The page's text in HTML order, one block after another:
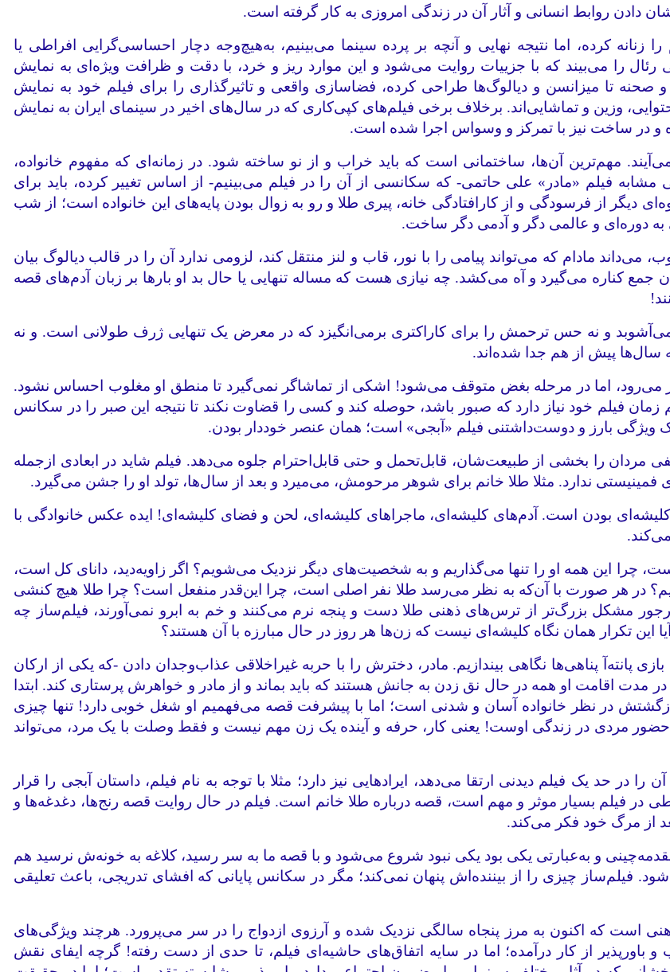
دادن روابط انسانی و آثار آن در زندگی امروزی به کار گرفته است.
کرده، اما نتیجه نهایی و آنچه بر پرده سینما می‌بینیم، به‌هیچ‌وجه دچار احساسی‌گرایی افراطی یا
رئال را می‌بیند که با جزییات روایت می‌شود و این موارد ریز و خرد، با دقت و ظرافت ویژه‌ای به نمایش
صحنه تا میزانسن و دیالوگ‌ها طراحی کرده، فضاسازی واقعی و تاثیرگذاری را برای فیلم خود به نمایش
وزین و تماشایی‌اند. برخلاف برخی فیلم‌های کپی‌کاری که در سال‌های اخیر در سینمای ایران به نمایش
و در ساخت نیز با تمرکز و وسواس اجرا شده است.
مهم‌ترین آن‌ها، ساختمانی است که باید خراب و از نو ساخته شود. در زمانه‌ای که مفهوم خانواده،
فیلم «مادر» علی حاتمی- که سکانسی از آن را در فیلم می‌بینیم- از اساس تغییر کرده، باید برای
دیگر از فرسودگی و از کارافتادگی خانه، پیری طلا و رو به زوال بودن پایه‌های این خانواده است؛ از شب
دوره‌ای و عالمی دگر و آدمی دگر ساخت.
مادام که می‌تواند پیامی را با نور، قاب و لنز منتقل کند، لزومی ندارد آن را در قالب دیالوگ‌ بیان
میان جمع کناره می‌گیرد و آه می‌کشد. چه نیازی هست که مساله تنهایی یا حال بد او بارها بر زبان آدم‌های قصه
و نه حس ترحمش را برای کاراکتری برمی‌انگیزد که در معرض یک تنهایی ژرف طولانی است. و نه
سال‌ها پیش از هم جدا شده‌اند.
می‌رود، اما در مرحله بغض متوقف می‌شود! اشکی از تماشاگر نمی‌گیرد تا منطق او مغلوب احساس نشود.
فیلم خود نیاز دارد که صبور باشد، حوصله کند و کسی را قضاوت نکند تا نتیجه‌ این صبر را در سکانس
بارز و دوست‌داشتنی فیلم «آبجی» است؛ همان عنصر خوددار بودن.
مردان را بخشی از طبیعت‌شان، قابل‌تحمل و حتی قابل‌احترام جلوه می‌دهد. فیلم شاید در ابعادی ازجمله
فمینیستی ندارد. مثلا طلا خانم برای شوهر مرحومش، می‌میرد و بعد از سال‌ها، تولد او را جشن می‌گیرد.
بودن است. آدم‌های کلیشه‌ای، ماجراهای کلیشه‌ای، لحن و فضای کلیشه‌ای! ایده عکس خانوادگی با
چرا این همه او را تنها می‌گذاریم و به شخصیت‌های دیگر نزدیک می‌شویم؟ اگر زاویه‌دید، دانای کل است،
در هر صورت با آن‌که به نظر می‌رسد طلا نفر اصلی است، چرا این‌قدر منفعل است؟ چرا طلا هیچ کنشی
مشکل بزرگ‌تر از ترس‌های ذهنی طلا دست و پنجه نرم می‌کنند و خم به ابرو نمی‌آورند، فیلم‌ساز چه
این تکرار همان نگاه کلیشه‌ای نیست که زن‌ها هر روز در حال مبارزه با آن هستند؟
پانته‌آ پناهی‌ها نگاهی بیندازیم. مادر، دخترش را با حربه غیراخلاقی عذاب‌وجدان دادن -که یکی از ارکان
در مدت اقامت او همه در حال نق زدن به جانش هستند که باید بماند و از مادر و خواهرش پرستاری کند. ابتدا
در نظر خانواده‌ آسان و شدنی است؛ اما با پیشرفت قصه می‌فهمیم او شغل خوبی دارد! تنها چیزی
مردی در زندگی اوست! یعنی کار، حرفه و آینده یک زن مهم نیست و فقط وصلت با یک مرد، می‌تواند
در حد یک فیلم دیدنی ارتقا می‌دهد، ایرادهایی نیز دارد؛ مثلا با توجه به نام فیلم، داستان آبجی را قرار
در فیلم بسیار موثر و مهم است، قصه درباره طلا خانم است. فیلم در حال روایت قصه رنج‌ها، دغدغه‌ها و
از مرگ خود فکر می‌کند.
و به‌عبارتی یکی بود یکی نبود شروع می‌شود و با قصه ما به سر رسید، کلاغه به خونه‌ش نرسید هم
فیلم‌ساز چیزی را از بیننده‌اش پنهان نمی‌کند؛ مگر در سکانس پایانی که افشای تدریجی، باعث تعلیقی
است که اکنون به مرز پنجاه سالگی نزدیک شده و آرزوی ازدواج را در سر می‌پرورد. هرچند ویژگی‌های
از کار درآمده؛ اما در سایه اتفاق‌های حاشیه‌ای فیلم، تا حدی از دست رفته! گرچه ایفای نقش